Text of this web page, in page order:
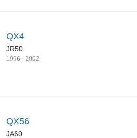
QX4
JR50
1996 - 2002
QX56
JA60